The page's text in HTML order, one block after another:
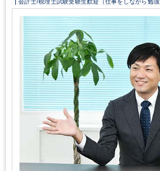
週数日OK（曜日固定） 週数日OK（出勤日数相
週4日勤務 週5日勤務 時短勤務の相談OK
勤務終了時間の相談OK 朝遅め 10時以降出社OK
16時以前退社OK フルタイム 時短OK 1日7
9時30分出社OK 残業なし シフト勤務 扶養
オフィスカジュアルOK 休憩室あり ドリンク
Wワーク可能（副業禁止規定なし） バイク・自
少人数の職場（所属部門の人数3人以下） ルーテ
教育環境が充実 社内システム等のOJT 業務手
業界知識・専門用語等のOJT 土日祝休み 平日
EXCELのスキルが活かせる 英語力不要 弥生